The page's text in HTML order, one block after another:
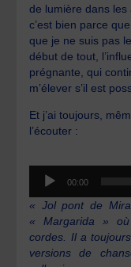
de lumière dans les
c’est bien parce
que je ne suis pas
début de tout,
prégnante, qui
m’élever s’il est
Et j’ai toujours,
l’écouter :
Lecteur
audio
00:00
« Jol pont de
« Margarida » où
cordes. Il a
versions de